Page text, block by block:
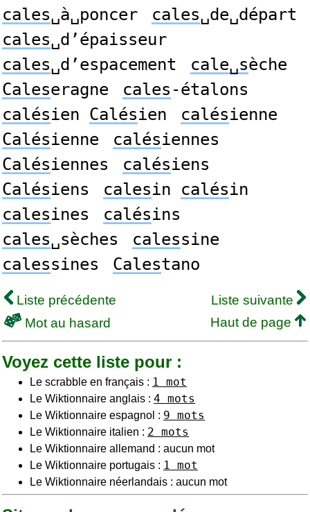
cales␣à␣poncer cales␣de␣départ
cales␣d’épaisseur
cales␣d’espacement cale␣sèche
Caleseragne cales -étalons
calésien Calésien calésienne
Calésienne calésiennes
Calésiennes calésiens
Calésiens calesin calésin
calesines calésins
cales␣sèches calessine
calessines Calestano
Liste précédente
Liste suivante
Mot au hasard
Haut de page
Voyez cette liste pour :
Le scrabble en français : 1 mot
Le Wiktionnaire anglais : 4 mots
Le Wiktionnaire espagnol : 9 mots
Le Wiktionnaire italien : 2 mots
Le Wiktionnaire allemand : aucun mot
Le Wiktionnaire portugais : 1 mot
Le Wiktionnaire néerlandais : aucun mot